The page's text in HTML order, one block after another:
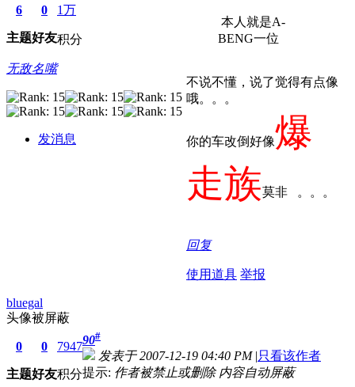
6
主题
0
好友
1万
积分
无敌名嘴
发消息
本人就是A-
BENG一位
不说不懂，说了觉得有点像
哦。。。
你的车改倒好像爆
走族莫非 。。。
回复
使用道具 举报
bluegal
头像被屏蔽
0
主题
0
好友
7947
积分
90#
发表于 2007-12-19 04:40 PM |只看该作者
提示: 作者被禁止或删除 内容自动屏蔽